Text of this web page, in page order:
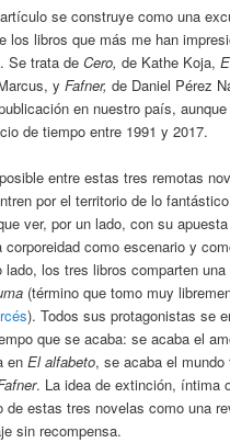
se construye como una
los libros que más me han
Se trata deCero, de Kathe Koja,
yFafner, de Daniel Pérez
en nuestro país,
de tiempo entre 1991 y 2017.
entre estas tres remotas
por el territorio de lo
ver, por un lado, con su
como escenario y
lado, los tres libros comparten
(término que tomo muy
). Todos sus protagonistas se
que se acaba: se acaba el
enEl alfabeto, se acaba el
. La idea de extinción, íntima
de estas tres novelas como una
sin recompensa.